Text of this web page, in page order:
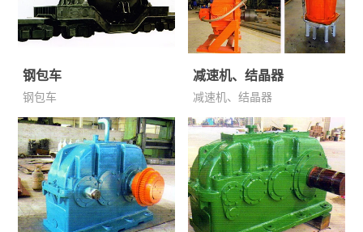
钢包车
钢包车
减速机、结晶器
减速机、结晶器